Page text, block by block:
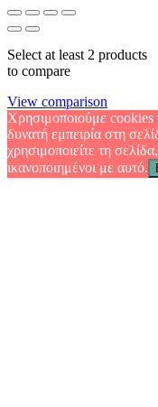
Select at least 2 products
to compare
View comparison
Χρησιμοποιούμε cookies
δυνατή εμπειρία στη
χρησιμοποιείτε τη
ικανοποιημένοι με αυτό.